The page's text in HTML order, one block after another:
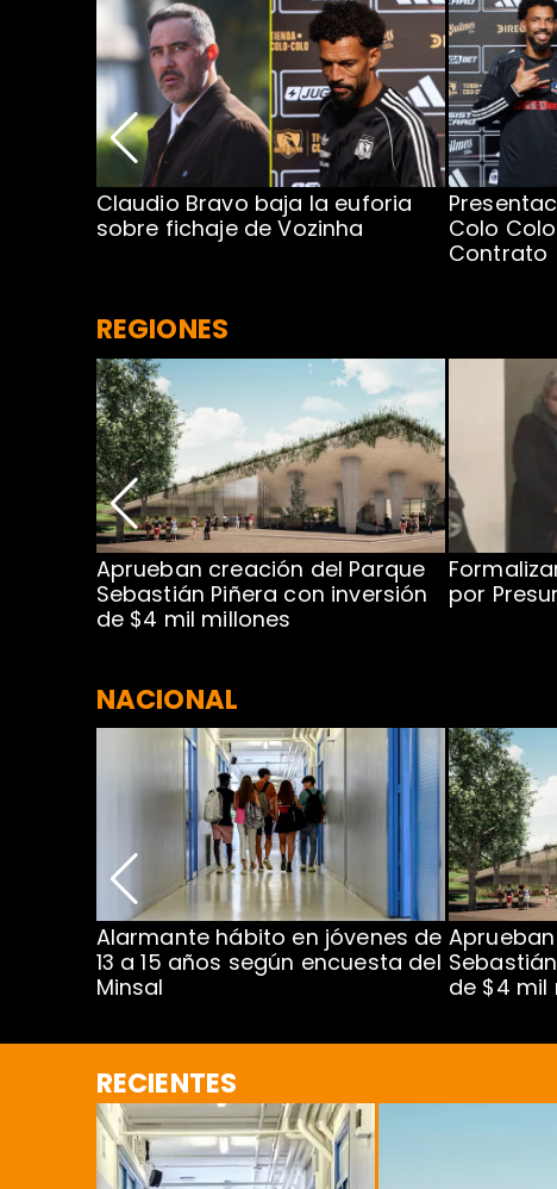
Claudio Bravo baja la euforia
sobre fichaje de Vozinha
Colo
Contrato
REGIONES
Aprueban creación del Parque
Sebastián Piñera con inversión
de $4 mil millones
por
NACIONAL
Alarmante hábito en jóvenes de
13 a 15 años según encuesta del
Minsal
de $4 mil
RECIENTES